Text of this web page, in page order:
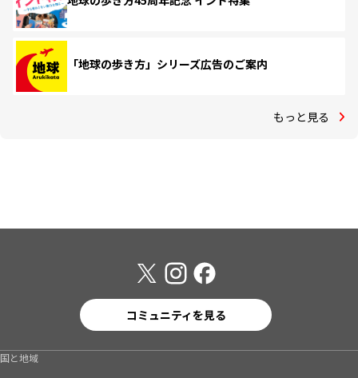
「地球の歩き方」シリーズ広告のご案内
もっと見る
コミュニティを見る
国と地域